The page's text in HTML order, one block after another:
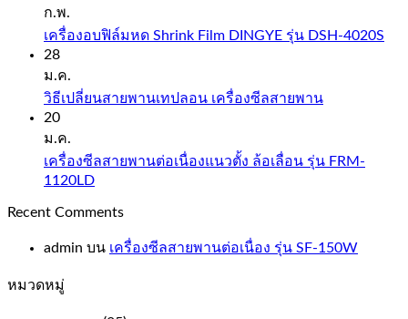
ก.พ.
เครื่องอบฟิล์มหด Shrink Film DINGYE รุ่น DSH-4020S
28
ม.ค.
วิธีเปลี่ยนสายพานเทปลอน เครื่องซีลสายพาน
20
ม.ค.
เครื่องซีลสายพานต่อเนื่องแนวตั้ง ล้อเลื่อน รุ่น FRM-
1120LD
Recent Comments
admin บน เครื่องซีลสายพานต่อเนื่อง รุ่น SF-150W
หมวดหมู่